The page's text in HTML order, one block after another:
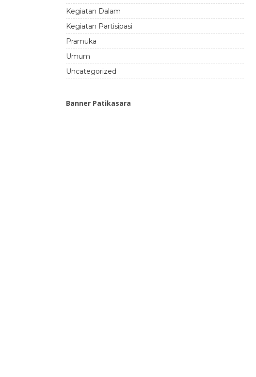
Kegiatan Dalam
Kegiatan Partisipasi
Pramuka
Umum
Uncategorized
Banner Patikasara